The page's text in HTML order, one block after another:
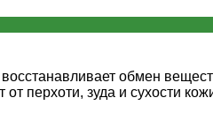
обмен
перхоти, зуда и сухости